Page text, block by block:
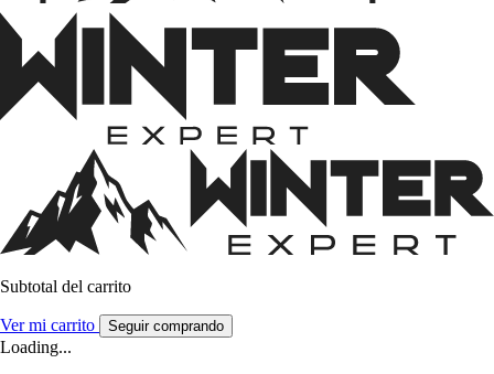
Subtotal del carrito
Ver mi carrito Seguir comprando
Loading...